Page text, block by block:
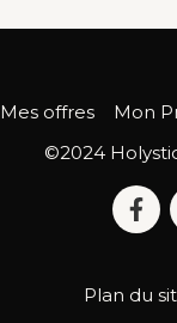
Mes offres Mon
©2024
Plan du